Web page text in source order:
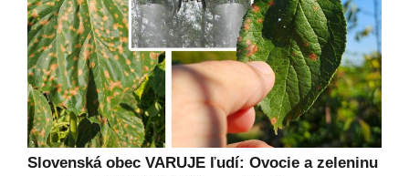
Slovenská obec VARUJE ľudí: Ovocie a zeleninu